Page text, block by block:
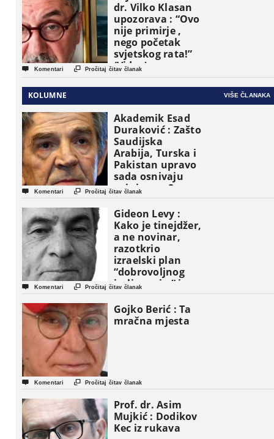
dr. Vilko Klasan
upozorava : “Ovo
nije primirje ,
nego početak
svjetskog rata!”
(Video)
 Komentari  Pročitaj čitav članak
KOLUMNE VIŠE ČLANAKA
Akademik Esad
Duraković : Zašto
Saudijska
Arabija, Turska i
Pakistan upravo
sada osnivaju
vojni savez?
 Komentari  Pročitaj čitav članak
Gideon Levy :
Kako je tinejdžer,
a ne novinar,
razotkrio
izraelski plan
“dobrovoljnog
iseljavanja ” iz
Gaze
 Komentari  Pročitaj čitav članak
Gojko Berić : Ta
mračna mjesta
 Komentari  Pročitaj čitav članak
Prof. dr. Asim
Mujkić : Dodikov
Kec iz rukava